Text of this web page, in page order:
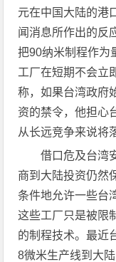
元在中国大陆的港
闻消息所作出的反
把90纳米制程作为
工厂在短期不会立
称，如果台湾政府
资的禁令，他担心
从长远竞争来说将
借口危及台湾
商到大陆投资仍然
条件地允许一些台
这些工厂只是被限
的制程技术。最近
8微米生产线到大